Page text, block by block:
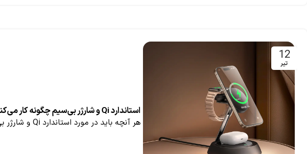
12
تیر
استاندارد Qi و شارژر بی‌سیم چگونه کار می‌کند؟
هر آنچه باید در مورد استاندارد Qi و شارژر بی‌سیم بدانید در دنیای امروزی که وابستگی ما به دستگاه‌های...